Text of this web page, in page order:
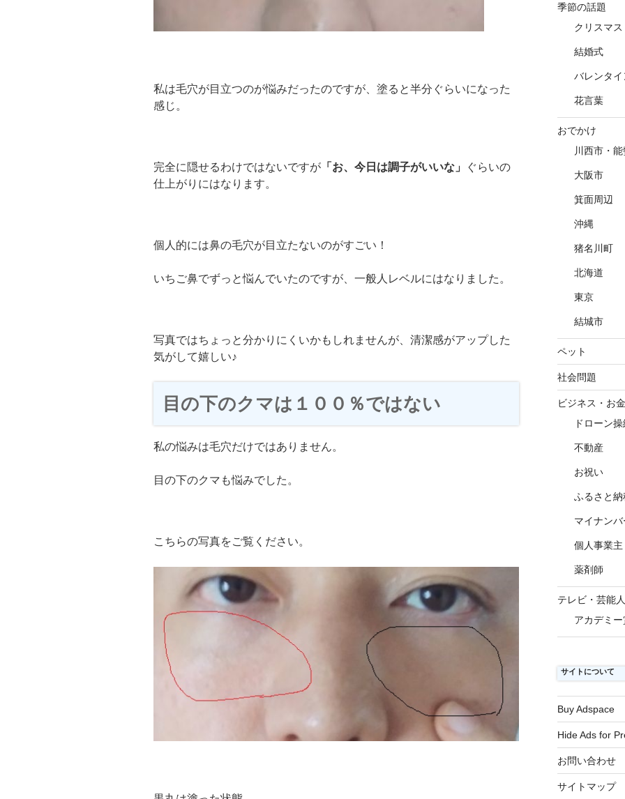
私は毛穴が目立つのが悩みだったのですが、塗ると半分ぐらいになった
感じ。
完全に隠せるわけではないですが 「お、今日は調子がいいな」
ぐらいの
仕上がりにはなります。
個人的には鼻の毛穴が目立たないのがすごい！
いちご鼻でずっと悩んでいたのですが、一般人レベルにはなりました。
写真ではちょっと分かりにくいかもしれませんが、清潔感がアップした
気がして嬉しい♪
目の下のクマは１００％ではない
私の悩みは毛穴だけではありません。
目の下のクマも悩みでした。
こちらの写真をご覧ください。
季節の話題
クリスマス
結婚式
バレンタイ
花言葉
おでかけ
川西市・
大阪市
箕面周辺
沖縄
猪名川町
北海道
東京
結城市
ペット
社会問題
ビジネス・お金
ドローン
不動産
お祝い
ふるさと納
マイナンバ
個人事業主
薬剤師
テレビ・芸能人
アカデミー
サイトについて
Buy Adspace
Hide Ads for
お問い合わせ
サイトマップ